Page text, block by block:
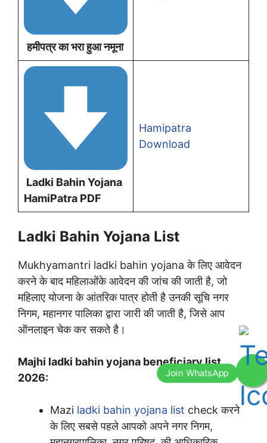
हमीपत्र का भरा हुआ नमूना
Ladki Bahin Yojana
HamiPatra PDF
Hamipatra
Download
Ladki Bahin Yojana List
Mukhyamantri ladki bahin yojana के लिए आवेदन
करने के बाद महिलाओंके आवेदन की जांच की जाती है, जो
महिलाए योजना के आंतरिक पात्र होती है उनकी सूचि नगर
निगम, महानगर पालिका द्वारा जारी की जाती है, जिसे आप
ऑनलाइन चेक कर सकते है।
Majhi ladki bahin yojana beneficiary list
2026:
Mazi ladki bahin yojana list check करने
के लिए सबसे पहले आपको अपने नगर निगम,